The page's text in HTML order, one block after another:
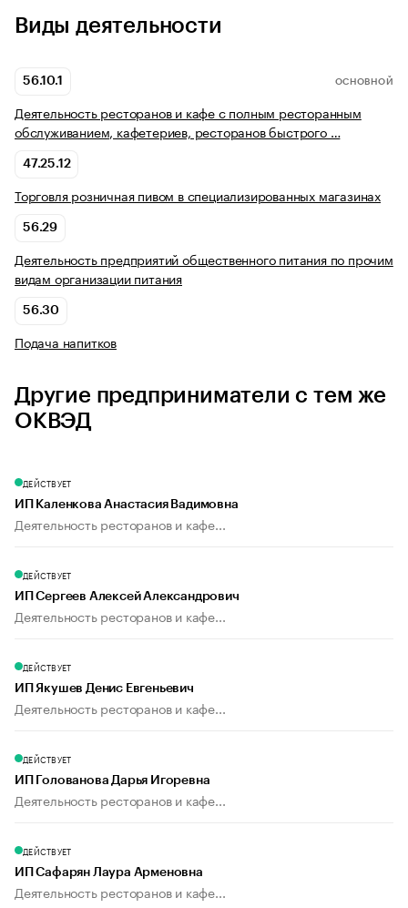
Виды деятельности
56.10.1 ОСНОВНОЙ
Деятельность ресторанов и кафе с полным ресторанным
обслуживанием, кафетериев, ресторанов быстрого …
47.25.12
Торговля розничная пивом в специализированных магазинах
56.29
Деятельность предприятий общественного питания по прочим
видам организации питания
56.30
Подача напитков
Другие предприниматели с тем же
ОКВЭД
ДЕЙСТВУЕТ
ИП Каленкова Анастасия Вадимовна
Деятельность ресторанов и кафе...
ДЕЙСТВУЕТ
ИП Сергеев Алексей Александрович
Деятельность ресторанов и кафе...
ДЕЙСТВУЕТ
ИП Якушев Денис Евгеньевич
Деятельность ресторанов и кафе...
ДЕЙСТВУЕТ
ИП Голованова Дарья Игоревна
Деятельность ресторанов и кафе...
ДЕЙСТВУЕТ
ИП Сафарян Лаура Арменовна
Деятельность ресторанов и кафе...